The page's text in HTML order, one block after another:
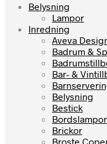
Belysning
Lampor
Inredning
Aveva
Badrum &
Bar- &
Belysning
Bestick
Bordslampor
Brickor
Broste